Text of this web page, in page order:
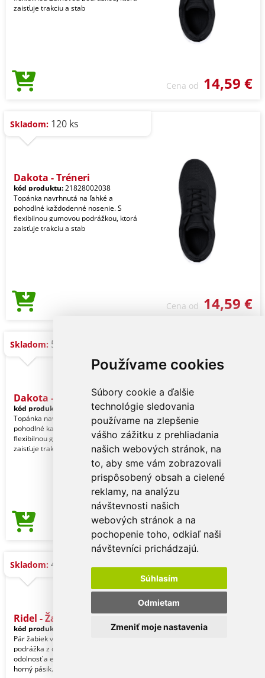
Používame cookies
Súbory cookie a ďalšie
technológie sledovania
používame na zlepšenie
vášho zážitku z prehliadania
našich webových stránok, na
to, aby sme vám zobrazovali
prispôsobený obsah a cielené
reklamy, na analýzu
návštevnosti našich
webových stránok a na
pochopenie toho, odkiaľ naši
návštevníci prichádzajú.
Súhlasím
Odmietam
Zmeniť moje nastavenia
zaisťuje trakciu a stab
Cena od 14,59 €
Skladom: 120 ks
Dakota - Tréneri
kód produktu:21828002038
Topánka navrhnutá na ľahké a
pohodlné každodenné nosenie. S
flexibilnou gumovou podrážkou, ktorá
zaisťuje trakciu a stab
Cena od 14,59 €
Skladom: 50 ks
Dakota - Tréneri
kód produktu:
21828002036
Topánka navrhnutá na ľahké a
pohodlné každodenné nosenie. S
flexibilnou gumovou podrážkou, ktorá
zaisťuje trakciu a stab
Cena od
Skladom: 480 ks
Ridel - Žabky
kód produktu:
Pár žabiek vyrobených z EVA. Plochá
podrážka z odolnej EVA pre vysokú
odolnosť a ergonomicky tvarovaný
horný pásik. Veľk